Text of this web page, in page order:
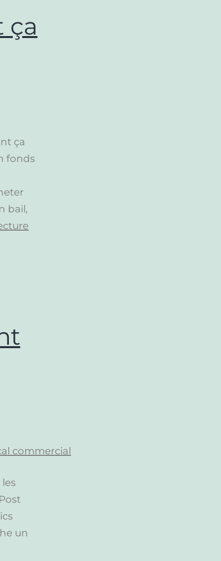
ça
ça
fonds
bail,
un